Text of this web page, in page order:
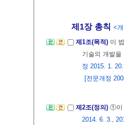
제1장 총칙 <
제1조(목적) 이
기술의 개발
정 2015. 1.
[전문개정
제2조(정의) ①이
2014. 6. 3.,